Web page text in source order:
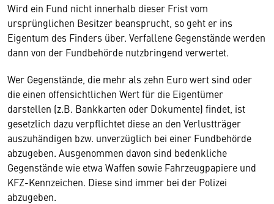
Wird ein Fund nicht innerhalb dieser Frist vom
ursprünglichen Besitzer beansprucht, so geht er ins
Eigentum des Finders über. Verfallene Gegenstände werden
dann von der Fundbehörde nutzbringend verwertet.
Wer Gegenstände, die mehr als zehn Euro wert sind oder
die einen offensichtlichen Wert für die Eigentümer
darstellen (z.B. Bankkarten oder Dokumente) findet, ist
gesetzlich dazu verpflichtet diese an den Verlustträger
auszuhändigen bzw. unverzüglich bei einer Fundbehörde
abzugeben. Ausgenommen davon sind bedenkliche
Gegenstände wie etwa Waffen sowie Fahrzeugpapiere und
KFZ-Kennzeichen. Diese sind immer bei der Polizei
abzugeben.